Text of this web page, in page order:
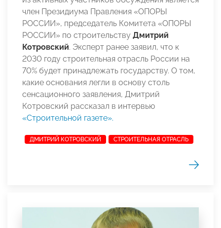
член Президиума Правления «ОПОРЫ
РОССИИ», председатель Комитета «ОПОРЫ
РОССИИ» по строительству Дмитрий
Котровский. Эксперт ранее заявил, что к
2030 году строительная отрасль России на
70% будет принадлежать государству. О том,
какие основания легли в основу столь
сенсационного заявления, Дмитрий
Котровский рассказал в интервью
«Строительной газете».
ДМИТРИЙ КОТРОВСКИЙ СТРОИТЕЛЬНАЯ ОТРАСЛЬ